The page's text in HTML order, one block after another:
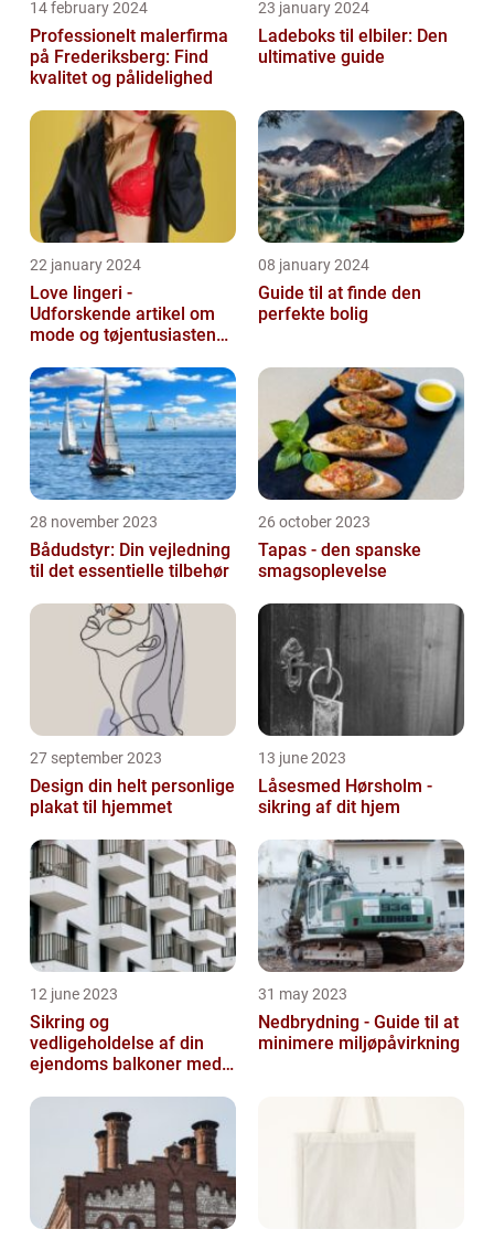
14 february 2024
Professionelt malerfirma
på Frederiksberg: Find
kvalitet og pålidelighed
23 january 2024
Ladeboks til elbiler: Den
ultimative guide
22 january 2024
Love lingeri -
Udforskende artikel om
mode og tøjentusiastens
08 january 2024
Guide til at finde den
perfekte bolig
28 november 2023
Bådudstyr: Din vejledning
til det essentielle tilbehør
26 october 2023
Tapas - den spanske
smagsoplevelse
27 september 2023
Design din helt personlige
plakat til hjemmet
13 june 2023
Låsesmed Hørsholm -
sikring af dit hjem
12 june 2023
Sikring og
vedligeholdelse af din
ejendoms balkoner med
31 may 2023
Nedbrydning - Guide til at
minimere miljøpåvirkning